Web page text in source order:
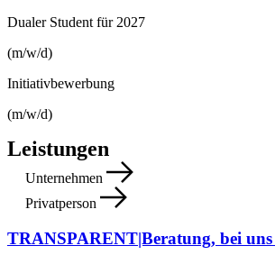
Dualer Student für 2027
(m/w/d)
Initiativbewerbung
(m/w/d)
Leistungen
Unternehmen
Privatperson
TRANSPARENT|Beratung, bei